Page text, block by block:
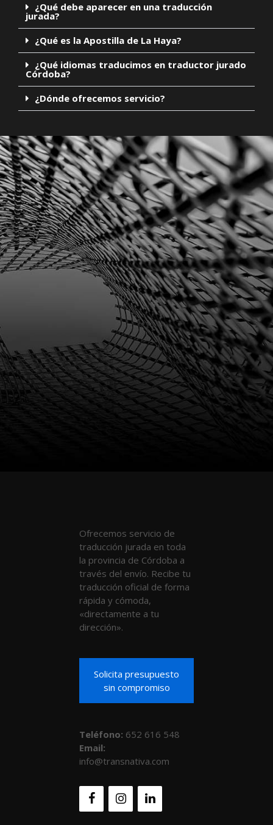
¿Qué debe aparecer en una traducción
jurada?
¿Qué es la Apostilla de La Haya?
¿Qué idiomas traducimos en traductor jurado
Córdoba?
¿Dónde ofrecemos servicio?
Ofrecemos servicio de
traducción jurada en toda
la provincia de Córdoba a
través del envío. Recibe tu
traducción oficial de forma
rápida y cómoda,
«directamente a tu
dirección».
Solicita presupuesto
sin compromiso
Teléfono: 652 616 548
Email:
info@transnativa.com